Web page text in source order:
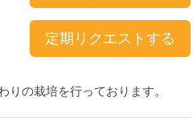
定期リクエストする
の栽培を行っております。